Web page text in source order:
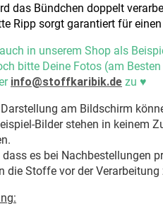
das Bündchen doppelt
Ripp sorgt garantiert für
in unserem Shop als
bitte Deine Fotos (am
info@stoffkaribik.de zu ♥
am Bildschirm
Bilder stehen in keinem
dass es bei Nachbestellungen
die Stoffe vor der